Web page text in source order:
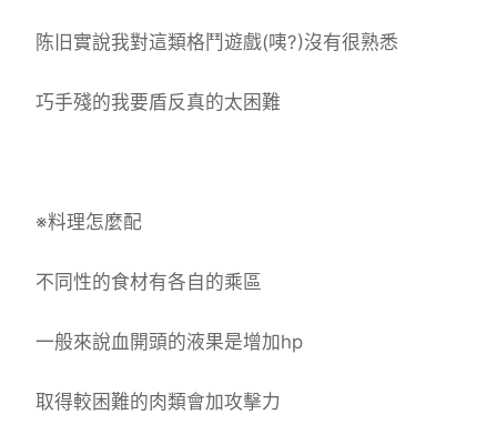
陈旧實說我對這類格鬥遊戲(咦?)沒有很熟悉
巧手殘的我要盾反真的太困難
※料理怎麼配
不同性的食材有各自的乘區
一般來說血開頭的液果是增加hp
取得較困難的肉類會加攻擊力